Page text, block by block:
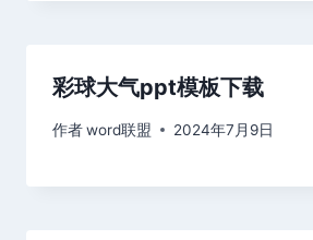
彩球大气ppt模板下载
作者word联盟 2024年7月9日